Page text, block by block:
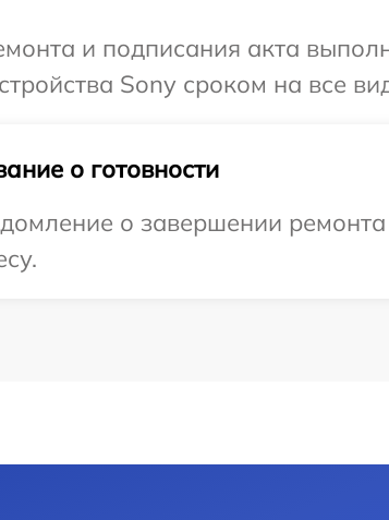
и подписания акта
Sony сроком на все
о готовности
о завершении